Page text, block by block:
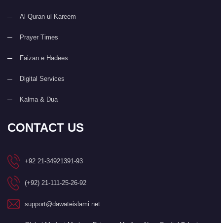
Al Quran ul Kareem
Prayer Times
Faizan e Hadees
Digital Services
Kalma & Dua
CONTACT US
+92 21-34921391-93
(+92) 21-111-25-26-92
support@dawateislami.net